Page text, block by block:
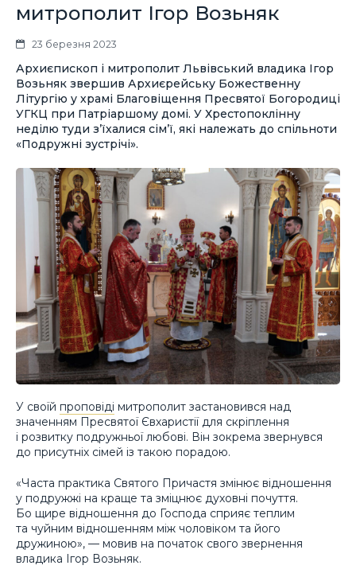
митрополит Ігор Возьняк
23 березня 2023
Архиєпископ і митрополит Львівський владика Ігор
Возьняк звершив Архиєрейську Божественну
Літургію у храмі Благовіщення Пресвятої Богородиці
УГКЦ при Патріаршому домі. У Хрестопоклінну
неділю туди з’їхалися сім’ї, які належать до спільноти
«Подружні зустрічі».
У своїй проповіді митрополит застановився над
значенням Пресвятої Євхаристії для скріплення
і розвитку подружньої любові. Він зокрема звернувся
до присутніх сімей із такою порадою.
«Часта практика Святого Причастя змінює відношення
у подружжі на краще та зміцнює духовні почуття.
Бо щире відношення до Господа сприяє теплим
та чуйним відношенням між чоловіком та його
дружиною», — мовив на початок свого звернення
владика Ігор Возьняк.